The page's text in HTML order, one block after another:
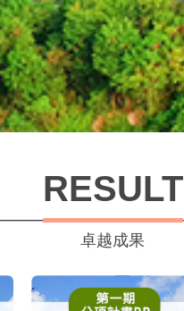
RESULT
卓越成果